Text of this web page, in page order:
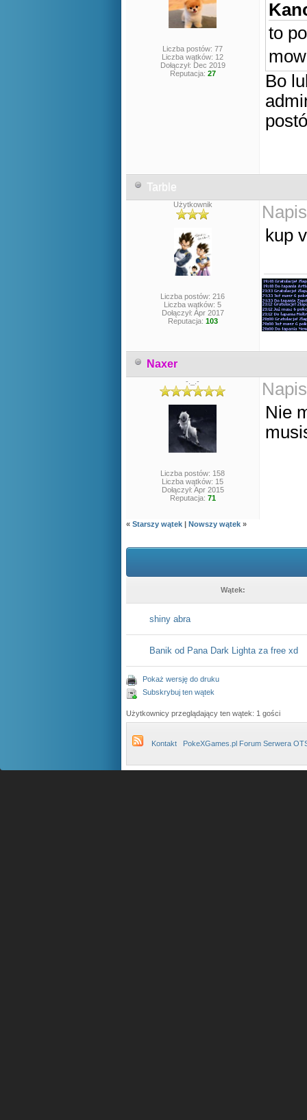
Liczba postów: 77
Liczba wątków: 12
Dołączył: Dec 2019
Reputacja: 27
to
Bo
Tarble
Użytkownik
Liczba postów: 216
Liczba wątków: 5
Dołączył: Apr 2017
Reputacja: 103
kup
Naxer
-._.-
Liczba postów: 158
Liczba wątków: 15
Dołączył: Apr 2015
Reputacja: 71
Nie
« Starszy wątek | Nowszy wątek »
Wątek:
shiny abra
Banik od Pana Dark Lighta za free xd
Pokaż wersję do druku
Subskrybuj ten wątek
Użytkownicy przeglądający ten wątek: 1 gości
Kontakt PokeXGames.pl Forum Serwera